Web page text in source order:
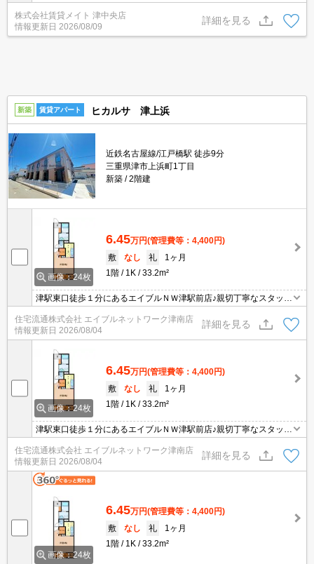
間取りです！居室とキッチンを分けて、広々空間をぜひ味わってく
ださい♪
株式会社賃貸メイト 津中央店
情報更新日 2026/08/09
詳細を見る
新築 賃貸アパート ヒカルサ 津上浜
近鉄名古屋線/江戸橋駅 徒歩9分
三重県津市上浜町1丁目
新築
2階建
画像：24枚
6.45万円(管理費等：4,400円)
敷
なし 礼
1ヶ月
1階
1K 33.2m²
津駅東口徒歩１分にあるエイブルＮＷ津駅前店♪親切丁寧なスタッフ
がお客様にあったお部屋探しをしてくれます＊。お部屋探しが初め
て！と言う方も、何度もしてるよ♪と言う方も、是非一度足を運んで
みて下さい＊。
住宅流通株式会社 エイブルネットワーク津南店
情報更新日 2026/08/04
詳細を見る
画像：24枚
6.45万円(管理費等：4,400円)
敷
なし 礼
1ヶ月
1階
1K 33.2m²
津駅東口徒歩１分にあるエイブルＮＷ津駅前店♪親切丁寧なスタッフ
がお客様にあったお部屋探しをしてくれます＊。お部屋探しが初め
て！と言う方も、何度もしてるよ♪と言う方も、是非一度足を運んで
みて下さい＊。
住宅流通株式会社 エイブルネットワーク津南店
情報更新日 2026/08/04
詳細を見る
画像：24枚
6.45万円(管理費等：4,400円)
敷
なし 礼
1ヶ月
1階
1K 33.2m²